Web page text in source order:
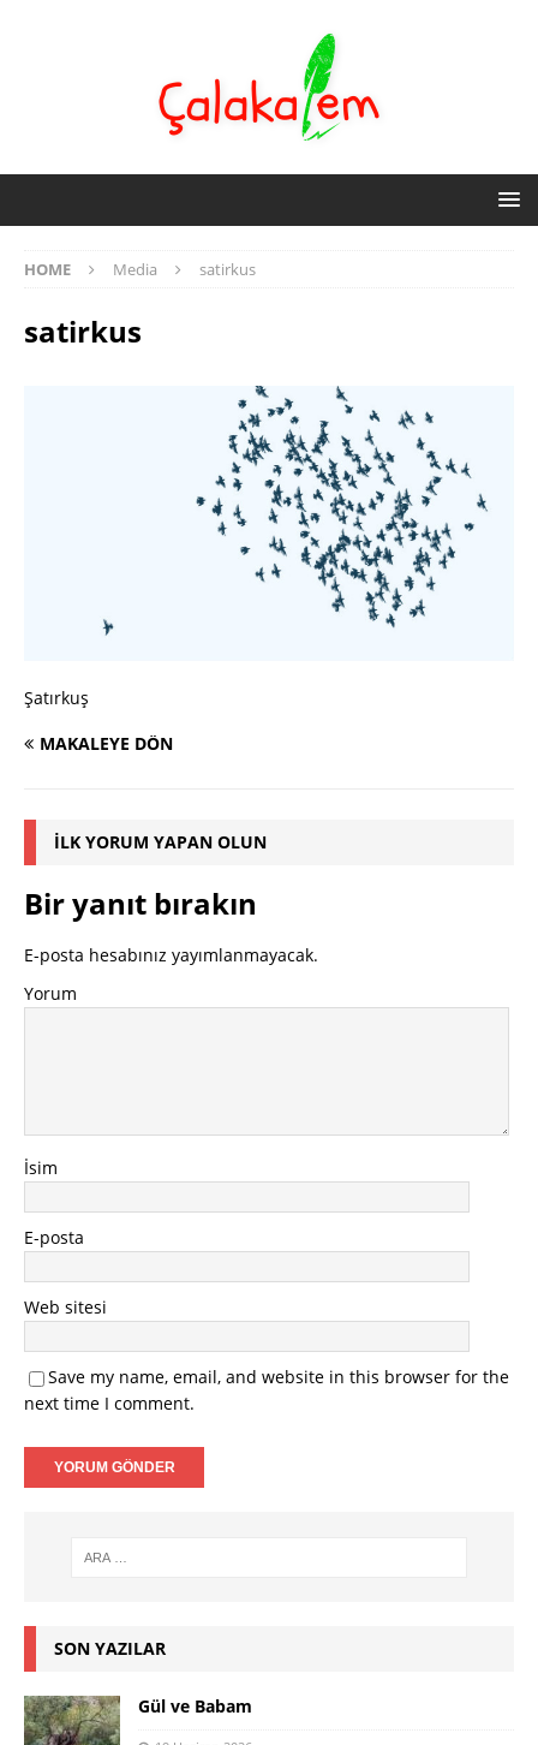
HOME Media satirkus
satirkus
Şatırkuş
MAKALEYE DÖN
İLK YORUM YAPAN OLUN
Bir yanıt bırakın
E-posta hesabınız yayımlanmayacak.
Yorum
İsim
E-posta
Web sitesi
Save my name, email, and website in this browser for the
next time I comment.
SON YAZILAR
Gül ve Babam